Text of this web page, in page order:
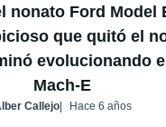
nonato Ford Model
que quitó el
evolucionando
Mach-E
Callejo Hace 6 años